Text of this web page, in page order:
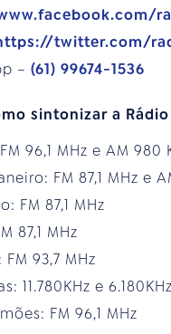
twitter.com/
– (61) 99674-1536
sintonizar a
96,1 MHz e AM 980
FM 87,1 MHz e
FM 87,1 MHz
87,1 MHz
93,7 MHz
11.780KHz e
FM 96,1 MHz